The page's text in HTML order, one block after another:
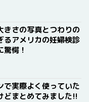
きさの写真とつわりの
るアメリカの妊婦検診
愕！
で実際よく使っていた
どまとめてみました!!